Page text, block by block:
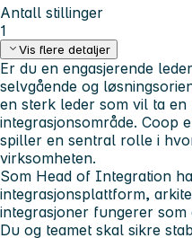
Antall stillinger
1
Vis flere detaljer
Er du en engasjerende
selvgående og
en sterk leder som vil ta
integrasjonsområde. Coop
spiller en sentral rolle i
virksomheten.
Som Head of Integration
integrasjonsplattform,
integrasjoner fungerer
Du og teamet skal sikre